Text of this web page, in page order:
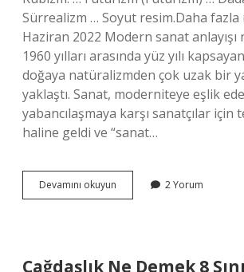
Sürrealizm … Soyut resim.Daha fazla
Haziran 2022 Modern sanat anlayışı
1960 yılları arasında yüz yılı
doğaya natüralizmden çok uzak bir
yaklaştı. Sanat, moderniteye eşlik
yabancılaşmaya karşı sanatçılar için
haline geldi ve “sanat…
Devamını okuyun
Sanat
2 Yorum
Çağdaşlık Ne Demek 8